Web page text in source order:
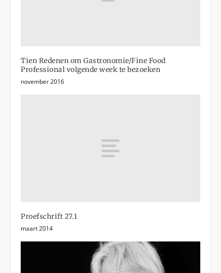
Tien Redenen om Gastronomie/Fine Food
Professional volgende week te bezoeken
november 2016
Proefschrift 27.1
maart 2014